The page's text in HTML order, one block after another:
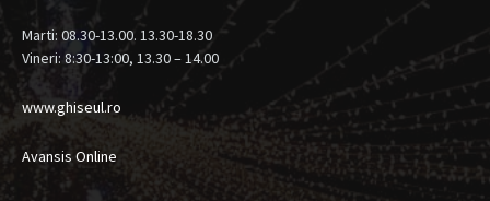
Marti: 08.30-13.00. 13.30-18.30
Vineri: 8:30-13:00, 13.30 – 14.00
www.ghiseul.ro
Avansis Online